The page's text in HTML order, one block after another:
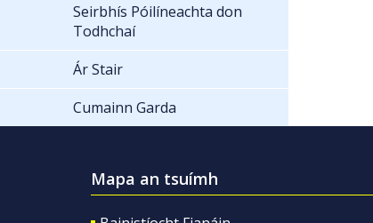
Seirbhís Póilíneachta don
Todhchaí
Ár Stair
Cumainn Garda
Mapa an tsuímh